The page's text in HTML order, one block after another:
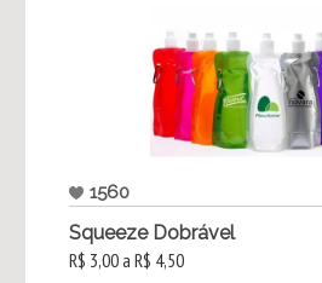
1560
Squeeze Dobrável
R$ 3,00 a R$ 4,50